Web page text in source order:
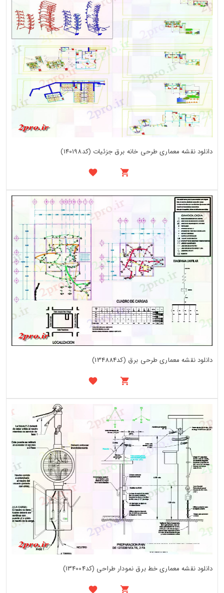
دانلود نقشه معماری طرحی خانه برق جزئیات (کد140198)
دانلود نقشه معماری طرحی برق (کد134884)
دانلود نقشه معماری خط برق نمودار طراحی (کد134004)